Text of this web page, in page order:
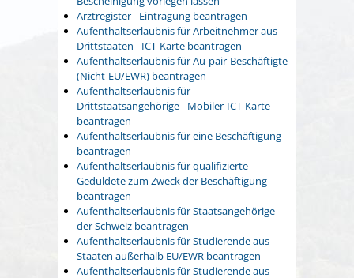
Arztregister - Eintragung beantragen
Aufenthaltserlaubnis für Arbeitnehmer aus
Drittstaaten - ICT-Karte beantragen
Aufenthaltserlaubnis für Au-pair-Beschäftigte
(Nicht-EU/EWR) beantragen
Aufenthaltserlaubnis für
Drittstaatsangehörige - Mobiler-ICT-Karte
beantragen
Aufenthaltserlaubnis für eine Beschäftigung
beantragen
Aufenthaltserlaubnis für qualifizierte
Geduldete zum Zweck der Beschäftigung
beantragen
Aufenthaltserlaubnis für Staatsangehörige
der Schweiz beantragen
Aufenthaltserlaubnis für Studierende aus
Staaten außerhalb EU/EWR beantragen
Aufenthaltserlaubnis für Studierende aus